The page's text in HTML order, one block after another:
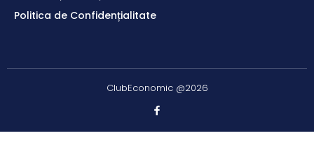
Politica de Confidențialitate
ClubEconomic @2026